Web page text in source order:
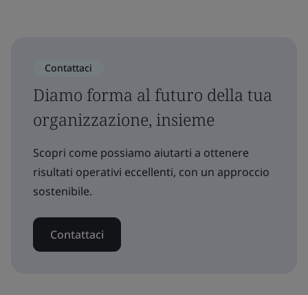
Contattaci
Diamo forma al futuro della tua
organizzazione, insieme
Scopri come possiamo aiutarti a ottenere
risultati operativi eccellenti, con un approccio
sostenibile.
Contattaci